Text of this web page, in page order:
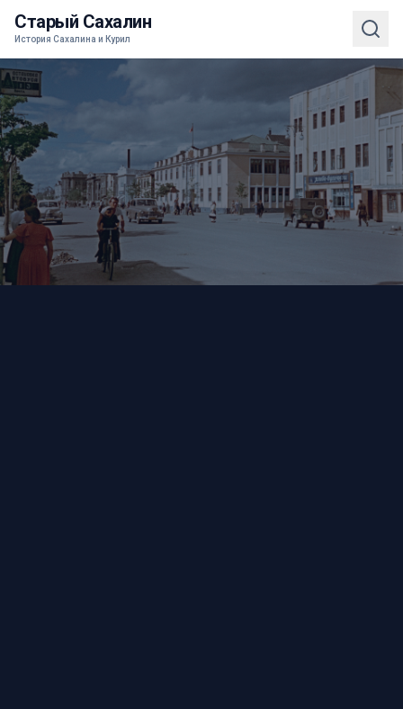
Старый Сахалин
История Сахалина и Курил